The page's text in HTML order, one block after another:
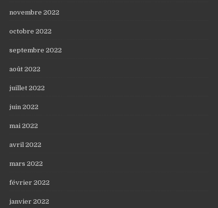
novembre 2022
octobre 2022
septembre 2022
août 2022
juillet 2022
juin 2022
mai 2022
avril 2022
mars 2022
février 2022
janvier 2022